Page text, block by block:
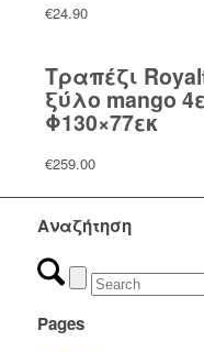
€24.90
Τραπέζι
ξύλο mango
Φ130×77εκ
€259.00
Αναζήτηση
Pages